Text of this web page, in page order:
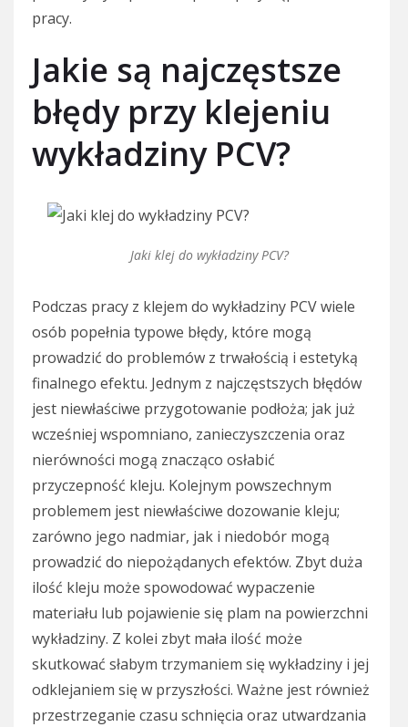
pracy.
Jakie są najczęstsze
błędy przy klejeniu
wykładziny PCV?
Jaki klej do wykładziny PCV?
Podczas pracy z klejem do wykładziny PCV wiele
osób popełnia typowe błędy, które mogą
prowadzić do problemów z trwałością i estetyką
finalnego efektu. Jednym z najczęstszych błędów
jest niewłaściwe przygotowanie podłoża; jak już
wcześniej wspomniano, zanieczyszczenia oraz
nierówności mogą znacząco osłabić
przyczepność kleju. Kolejnym powszechnym
problemem jest niewłaściwe dozowanie kleju;
zarówno jego nadmiar, jak i niedobór mogą
prowadzić do niepożądanych efektów. Zbyt duża
ilość kleju może spowodować wypaczenie
materiału lub pojawienie się plam na powierzchni
wykładziny. Z kolei zbyt mała ilość może
skutkować słabym trzymaniem się wykładziny i jej
odklejaniem się w przyszłości. Ważne jest również
przestrzeganie czasu schnięcia oraz utwardzania